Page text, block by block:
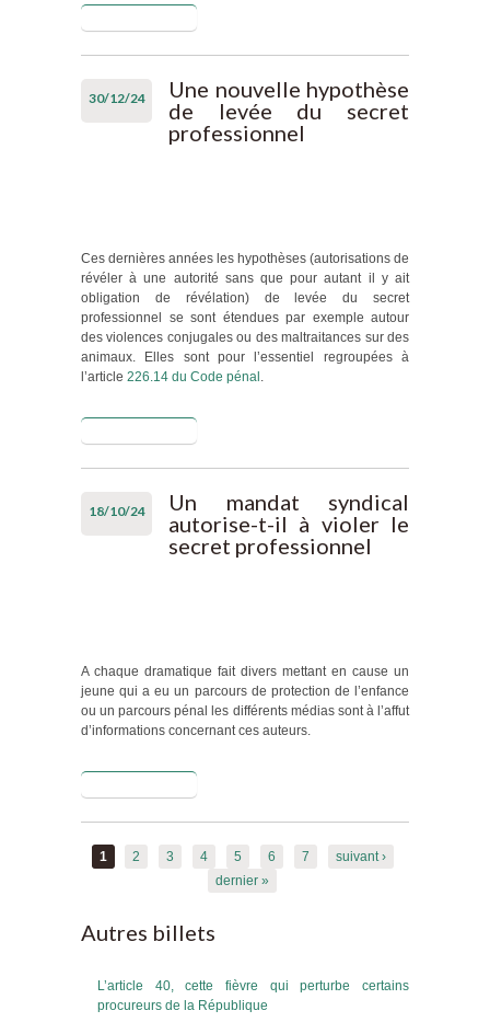
enfant, ce
n’est pas que
pour les
professionnels
30/12/24
Une nouvelle hypothèse
de levée du secret
professionnel
Ces dernières années les hypothèses (autorisations de
révéler à une autorité sans que pour autant il y ait
obligation de révélation) de levée du secret
professionnel se sont étendues par exemple autour
des violences conjugales ou des maltraitances sur des
animaux. Elles sont pour l’essentiel regroupées à
l’article 226.14 du Code pénal .
levée du
secret
professionnel
18/10/24
Un mandat syndical
autorise-t-il à violer le
secret professionnel
A chaque dramatique fait divers mettant en cause un
jeune qui a eu un parcours de protection de l’enfance
ou un parcours pénal les différents médias sont à l’affut
d’informations concernant ces auteurs.
autorise-t-il à
violer le
Pages
1 2 3 4 5 6 7
suivant ›
dernier »
Autres billets
L’article 40, cette fièvre qui perturbe certains
procureurs de la République